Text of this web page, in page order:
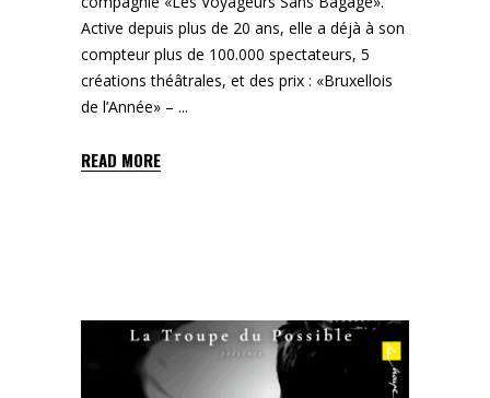
Active depuis plus de 20 ans, elle a déjà à son
compteur plus de 100.000 spectateurs, 5
créations théâtrales, et des prix : «Bruxellois
de l’Année» –
READ MORE